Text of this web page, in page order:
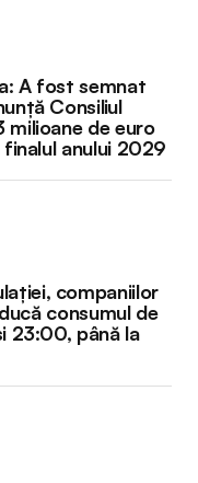
A fost semnat
Consiliul
milioane de euro
anului 2029
companiilor
consumul de
23:00, până la